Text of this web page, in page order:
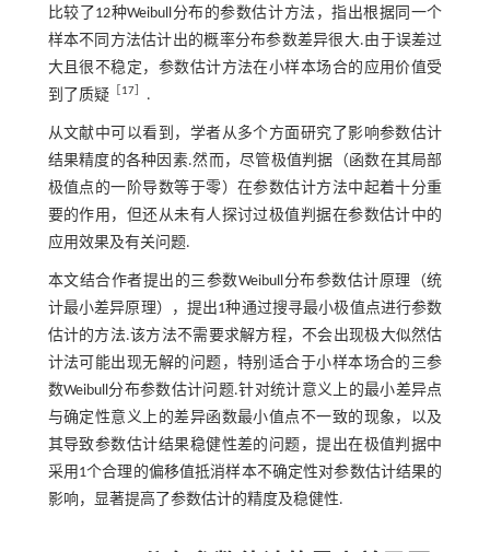
比较了12种Weibull分布的参数估计方法，指出根据同一个
样本不同方法估计出的概率分布参数差异很大.由于误差过
大且很不稳定，参数估计方法在小样本场合的应用价值受
到了质疑［17］ .
从文献中可以看到，学者从多个方面研究了影响参数估计
结果精度的各种因素.然而，尽管极值判据（函数在其局部
极值点的一阶导数等于零）在参数估计方法中起着十分重
要的作用，但还从未有人探讨过极值判据在参数估计中的
应用效果及有关问题.
本文结合作者提出的三参数Weibull分布参数估计原理（统
计最小差异原理），提出1种通过搜寻最小极值点进行参数
估计的方法.该方法不需要求解方程，不会出现极大似然估
计法可能出现无解的问题，特别适合于小样本场合的三参
数Weibull分布参数估计问题.针对统计意义上的最小差异点
与确定性意义上的差异函数最小值点不一致的现象，以及
其导致参数估计结果稳健性差的问题，提出在极值判据中
采用1个合理的偏移值抵消样本不确定性对参数估计结果的
影响，显著提高了参数估计的精度及稳健性.